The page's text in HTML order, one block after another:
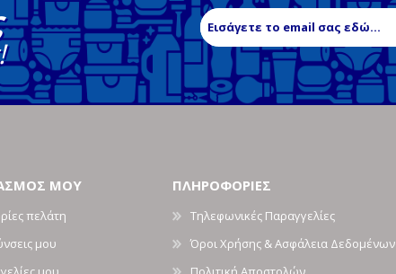
ΜΟΥ
πελάτη
μου
ΠΛΗΡΟΦΟΡΙΕΣ
Τηλεφωνικές Παραγγελίες
Όροι Χρήσης & Ασφάλεια Δεδομένων